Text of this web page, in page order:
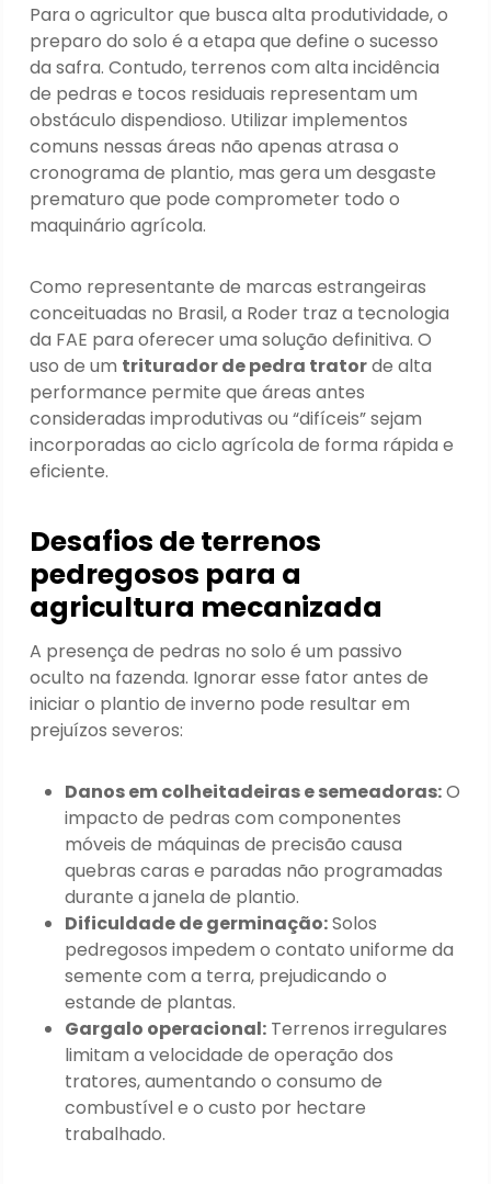
Para o agricultor que busca alta produtividade, o
preparo do solo é a etapa que define o sucesso
da safra. Contudo, terrenos com alta incidência
de pedras e tocos residuais representam um
obstáculo dispendioso. Utilizar implementos
comuns nessas áreas não apenas atrasa o
cronograma de plantio, mas gera um desgaste
prematuro que pode comprometer todo o
maquinário agrícola.
Como representante de marcas estrangeiras
conceituadas no Brasil, a Roder traz a tecnologia
da FAE para oferecer uma solução definitiva. O
uso de um triturador de pedra tratorde alta
performance permite que áreas antes
consideradas improdutivas ou “difíceis” sejam
incorporadas ao ciclo agrícola de forma rápida e
eficiente.
Desafios de terrenos
pedregosos para a
agricultura mecanizada
A presença de pedras no solo é um passivo
oculto na fazenda. Ignorar esse fator antes de
iniciar o plantio de inverno pode resultar em
prejuízos severos:
Danos em colheitadeiras e semeadoras:O
impacto de pedras com componentes
móveis de máquinas de precisão causa
quebras caras e paradas não programadas
durante a janela de plantio.
Dificuldade de germinação:Solos
pedregosos impedem o contato uniforme da
semente com a terra, prejudicando o
estande de plantas.
Gargalo operacional: Terrenos irregulares
limitam a velocidade de operação dos
tratores, aumentando o consumo de
combustível e o custo por hectare
trabalhado.